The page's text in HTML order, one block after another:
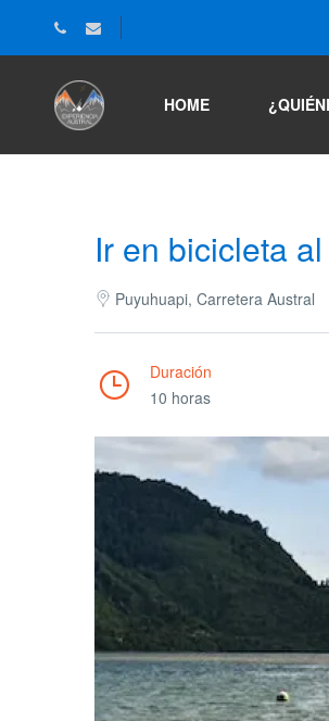
HOME
Ir en bicicleta
Puyuhuapi, Carretera Austral
Duración
10 horas